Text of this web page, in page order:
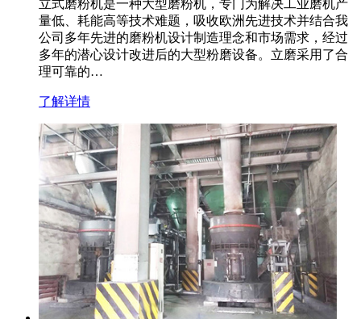
立式磨粉机是一种大型磨粉机，专门为解决工业磨机产
量低、耗能高等技术难题，吸收欧洲先进技术并结合我
公司多年先进的磨粉机设计制造理念和市场需求，经过
多年的潜心设计改进后的大型粉磨设备。立磨采用了合
理可靠的…
了解详情